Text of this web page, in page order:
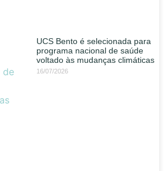
UCS Bento é selecionada para
programa nacional de saúde
voltado às mudanças climáticas
16/07/2026